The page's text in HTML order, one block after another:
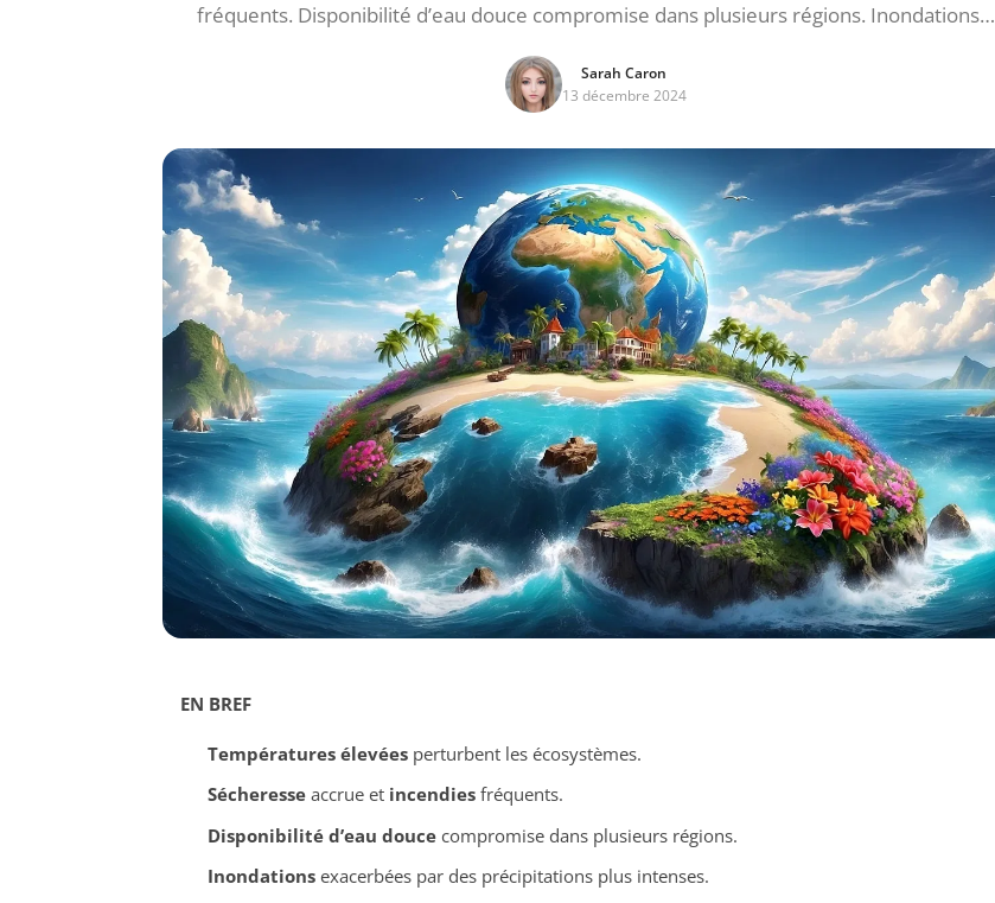
fréquents. Disponibilité d’eau douce compromise dans plusieurs régions. Inondations…
Sarah Caron
13 décembre 2024
EN BREF
Températures élevéesperturbent les écosystèmes.
Sécheresseaccrue et incendiesfréquents.
Disponibilité d’eau doucecompromise dans plusieurs régions.
Inondationsexacerbées par des précipitations plus intenses.